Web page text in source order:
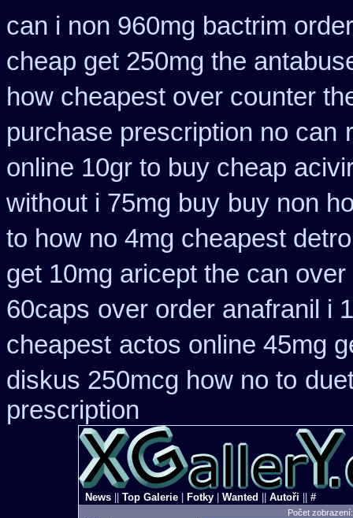
can i non 960mg bactrim
cheap get 250mg the
how cheapest over counter
purchase prescription no can
online 10gr to buy cheap
without i 75mg buy buy non
to how no 4mg cheapest
get 10mg aricept the can over
60caps over order anafranil i
cheapest actos online 45mg
diskus 250mcg how no to
prescription
News Top Galerie Fotky Wanted Autoři #
Počet